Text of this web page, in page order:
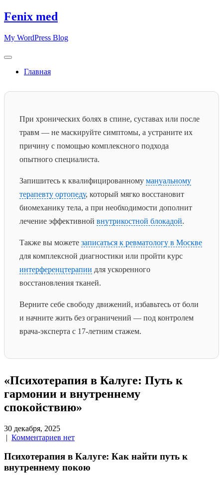
Skip
to
Fenix med
My WordPress Blog
Главная
При хронических болях в спине, суставах или после
травм — не маскируйте симптомы, а устраните их
причину с помощью комплексного подхода
опытного специалиста.
Запишитесь к квалифицированному мануальному
терапевту ортопеду, который мягко восстановит
биомеханику тела, а при необходимости дополнит
лечение эффективной внутрикостной блокадой.
Также вы можете записаться к ревматологу в Москве
для комплексной диагностики или пройти курс
интерференцтерапии для ускоренного
восстановления тканей.
Верните себе свободу движений, избавьтесь от боли
и начните жить без ограничений — под контролем
врача-эксперта с 17-летним стажем.
«Психотерапия в Калуге: Путь к
гармонии и внутреннему
спокойствию»
30 декабря, 2025
| Комментариев нет
Психотерапия в Калуге: Как найти путь к
внутреннему покою